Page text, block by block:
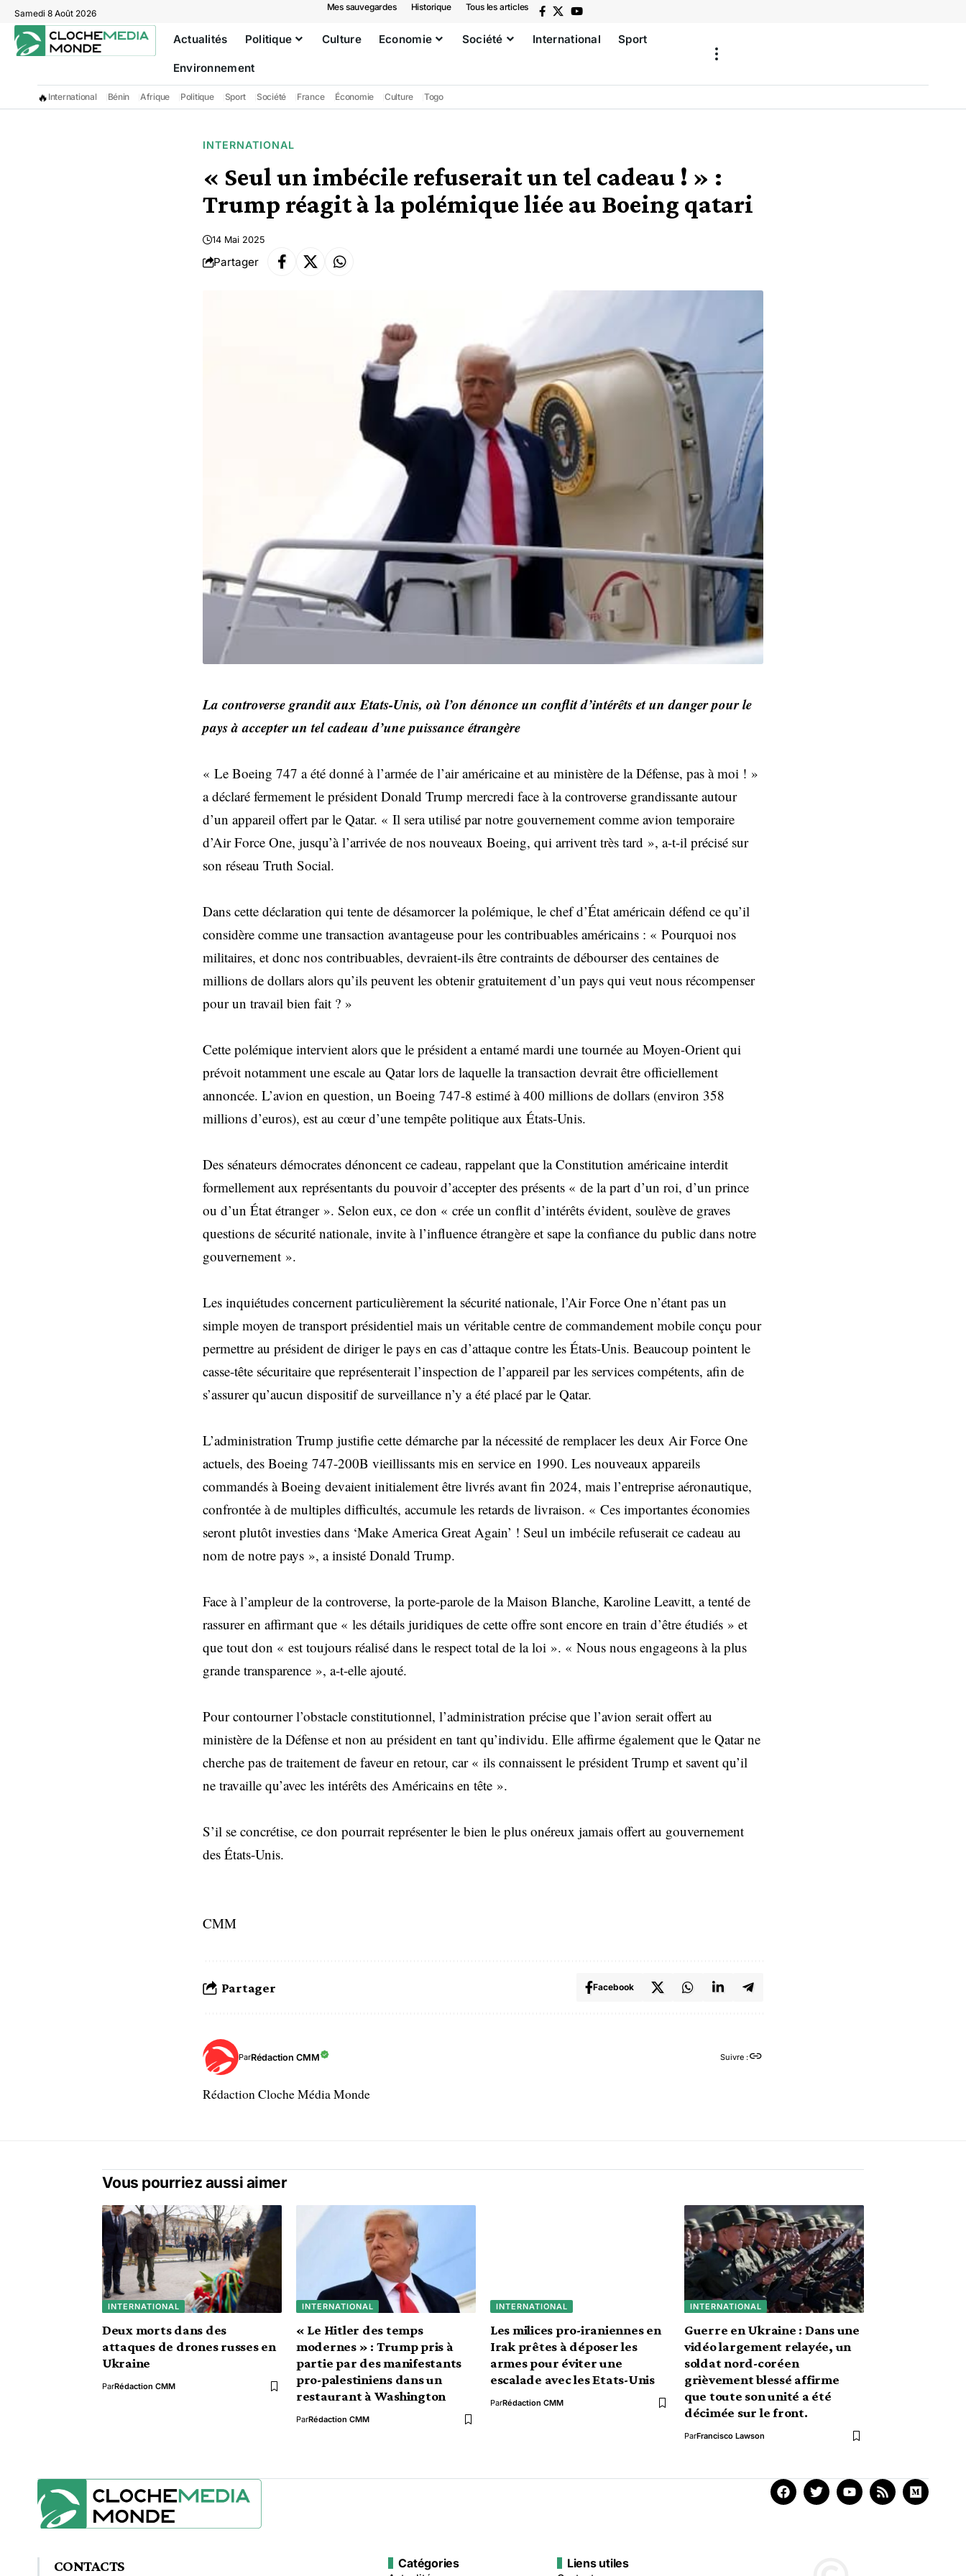
Samedi 8 Août 2026
Mes sauvegardes Historique Tous les articles
Actualités Politique Culture Economie Société International Sport
Environnement
🔥 International Bénin Afrique Politique Sport Société France Économie Culture Togo
INTERNATIONAL
« Seul un imbécile refuserait un tel cadeau ! » :
Trump réagit à la polémique liée au Boeing qatari
14 Mai 2025
Partager
La controverse grandit aux Etats-Unis, où l’on dénonce un conflit d’intérêts et un danger pour le
pays à accepter un tel cadeau d’une puissance étrangère
« Le Boeing 747 a été donné à l’armée de l’air américaine et au ministère de la Défense, pas à moi ! »
a déclaré fermement le président Donald Trump mercredi face à la controverse grandissante autour
d’un appareil offert par le Qatar. « Il sera utilisé par notre gouvernement comme avion temporaire
d’Air Force One, jusqu’à l’arrivée de nos nouveaux Boeing, qui arrivent très tard », a-t-il précisé sur
son réseau Truth Social.
Dans cette déclaration qui tente de désamorcer la polémique, le chef d’État américain défend ce qu’il
considère comme une transaction avantageuse pour les contribuables américains : « Pourquoi nos
militaires, et donc nos contribuables, devraient-ils être contraints de débourser des centaines de
millions de dollars alors qu’ils peuvent les obtenir gratuitement d’un pays qui veut nous récompenser
pour un travail bien fait ? »
Cette polémique intervient alors que le président a entamé mardi une tournée au Moyen-Orient qui
prévoit notamment une escale au Qatar lors de laquelle la transaction devrait être officiellement
annoncée. L’avion en question, un Boeing 747-8 estimé à 400 millions de dollars (environ 358
millions d’euros), est au cœur d’une tempête politique aux États-Unis.
Des sénateurs démocrates dénoncent ce cadeau, rappelant que la Constitution américaine interdit
formellement aux représentants du pouvoir d’accepter des présents « de la part d’un roi, d’un prince
ou d’un État étranger ». Selon eux, ce don « crée un conflit d’intérêts évident, soulève de graves
questions de sécurité nationale, invite à l’influence étrangère et sape la confiance du public dans notre
gouvernement ».
Les inquiétudes concernent particulièrement la sécurité nationale, l’Air Force One n’étant pas un
simple moyen de transport présidentiel mais un véritable centre de commandement mobile conçu pour
permettre au président de diriger le pays en cas d’attaque contre les États-Unis. Beaucoup pointent le
casse-tête sécuritaire que représenterait l’inspection de l’appareil par les services compétents, afin de
s’assurer qu’aucun dispositif de surveillance n’y a été placé par le Qatar.
L’administration Trump justifie cette démarche par la nécessité de remplacer les deux Air Force One
actuels, des Boeing 747-200B vieillissants mis en service en 1990. Les nouveaux appareils
commandés à Boeing devaient initialement être livrés avant fin 2024, mais l’entreprise aéronautique,
confrontée à de multiples difficultés, accumule les retards de livraison. « Ces importantes économies
seront plutôt investies dans ‘Make America Great Again’ ! Seul un imbécile refuserait ce cadeau au
nom de notre pays », a insisté Donald Trump.
Face à l’ampleur de la controverse, la porte-parole de la Maison Blanche, Karoline Leavitt, a tenté de
rassurer en affirmant que « les détails juridiques de cette offre sont encore en train d’être étudiés » et
que tout don « est toujours réalisé dans le respect total de la loi ». « Nous nous engageons à la plus
grande transparence », a-t-elle ajouté.
Pour contourner l’obstacle constitutionnel, l’administration précise que l’avion serait offert au
ministère de la Défense et non au président en tant qu’individu. Elle affirme également que le Qatar ne
cherche pas de traitement de faveur en retour, car « ils connaissent le président Trump et savent qu’il
ne travaille qu’avec les intérêts des Américains en tête ».
S’il se concrétise, ce don pourrait représenter le bien le plus onéreux jamais offert au gouvernement
des États-Unis.
CMM
Partager Facebook
ParRédaction CMM Suivre :
Rédaction Cloche Média Monde
Vous pourriez aussi aimer
INTERNATIONAL
Deux morts dans des
attaques de drones russes en
Ukraine
ParRédaction CMM
INTERNATIONAL
« Le Hitler des temps
modernes » : Trump pris à
partie par des manifestants
pro-palestiniens dans un
restaurant à Washington
ParRédaction CMM
INTERNATIONAL
Les milices pro-iraniennes en
Irak prêtes à déposer les
armes pour éviter une
escalade avec les Etats-Unis
ParRédaction CMM
INTERNATIONAL
Guerre en Ukraine : Dans une
vidéo largement relayée, un
soldat nord-coréen
grièvement blessé affirme
que toute son unité a été
décimée sur le front.
ParFrancisco Lawson
CONTACTS Catégories Liens utiles